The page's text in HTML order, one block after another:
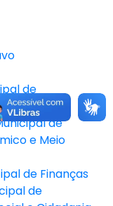
de
de
e Meio
de Finanças
de